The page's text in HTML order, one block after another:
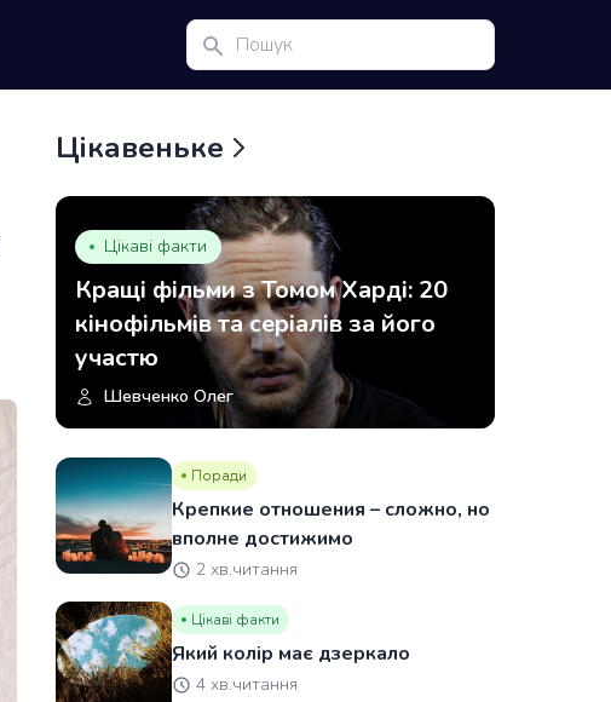
Цікавеньке
Цікаві факти
Кращі фільми з Томом Харді: 20
кінофільмів та серіалів за його
участю
Шевченко Олег
Поради
Крепкие отношения – сложно, но
вполне достижимо
2 хв.читання
Цікаві факти
Який колір має дзеркало
4 хв.читання